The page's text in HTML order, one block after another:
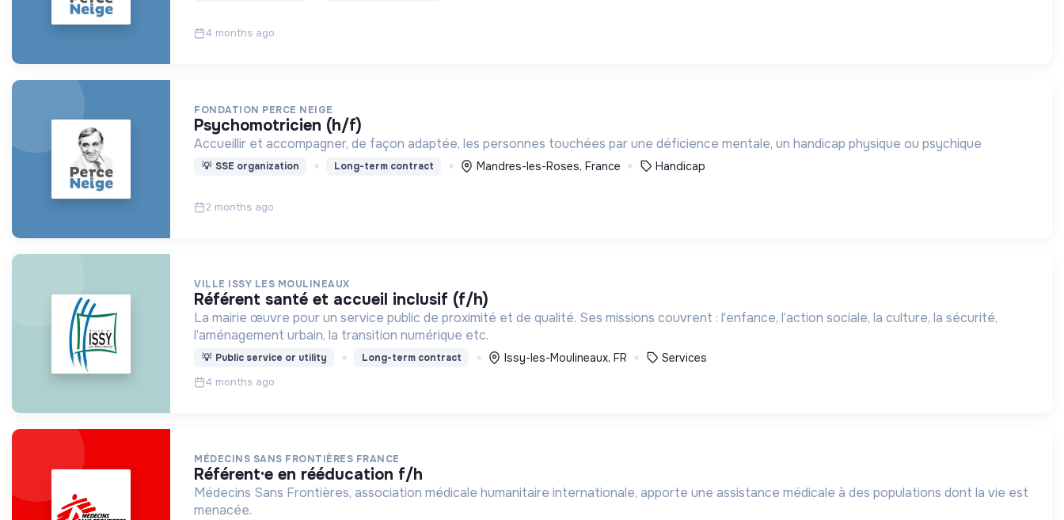
4 months ago
FONDATION PERCE NEIGE
psychomotricien (h/f)
Accueillir et accompagner, de façon adaptée, les personnes touchées par une déficience mentale, un handicap physique ou psychique
💡 SSE organization Long-term contract Mandres-les-Roses, France Handicap
2 months ago
VILLE ISSY LES MOULINEAUX
référent santé et accueil inclusif (f/h)
La mairie œuvre pour un service public de proximité et de qualité. Ses missions couvrent : l'enfance, l’action sociale, la culture, la sécurité,
l’aménagement urbain, la transition numérique etc.
💡 Public service or utility Long-term contract Issy-les-Moulineaux, FR Services
4 months ago
MÉDECINS SANS FRONTIÈRES FRANCE
référent·e en rééducation f/h
Médecins Sans Frontières, association médicale humanitaire internationale, apporte une assistance médicale à des populations dont la vie est
menacée.